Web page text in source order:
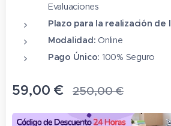
Evaluaciones
Plazo para la realización de
Modalidad: Online
Pago Único: 100% Seguro
59,00 € 250,00€